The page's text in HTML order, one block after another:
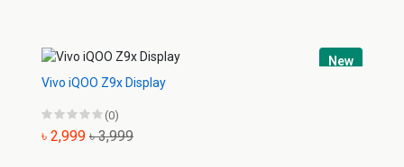
New
Vivo iQOO Z9x Display
(0)
৳ 2,999 ৳ 3,999